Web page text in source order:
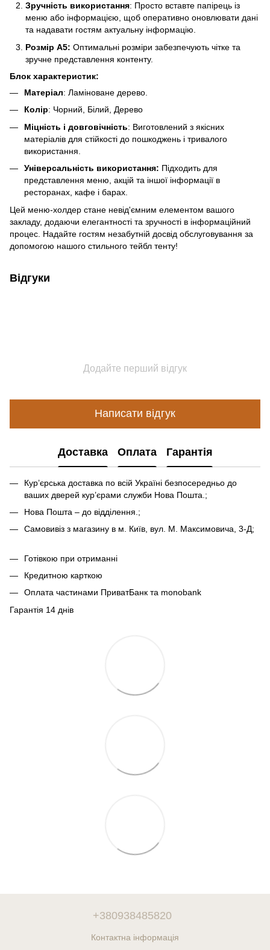
Зручність використання: Просто вставте папірець із
меню або інформацією, щоб оперативно оновлювати дані
та надавати гостям актуальну інформацію.
Розмір А5: Оптимальні розміри забезпечують чітке та
зручне представлення контенту.
Блок характеристик:
Матеріал: Ламіноване дерево.
Колір: Чорний, Білий, Дерево
Міцність і довговічність: Виготовлений з якісних
матеріалів для стійкості до пошкоджень і тривалого
використання.
Універсальність використання: Підходить для
представлення меню, акцій та іншої інформації в
ресторанах, кафе і барах.
Цей меню-холдер стане невід'ємним елементом вашого
закладу, додаючи елегантності та зручності в інформаційний
процес. Надайте гостям незабутній досвід обслуговування за
допомогою нашого стильного тейбл тенту!
Відгуки
Додайте перший відгук
Написати відгук
Доставка Оплата Гарантія
Кур’єрська доставка по всій Україні безпосередньо до
ваших дверей кур’єрами служби Нова Пошта.;
Нова Пошта – до відділення.;
Самовивіз з магазину в м. Київ, вул. М. Максимовича, 3-Д;
Готівкою при отриманні
Кредитною карткою
Оплата частинами ПриватБанк та monobank
Гарантія 14 днів
+380938485820
Контактна інформація